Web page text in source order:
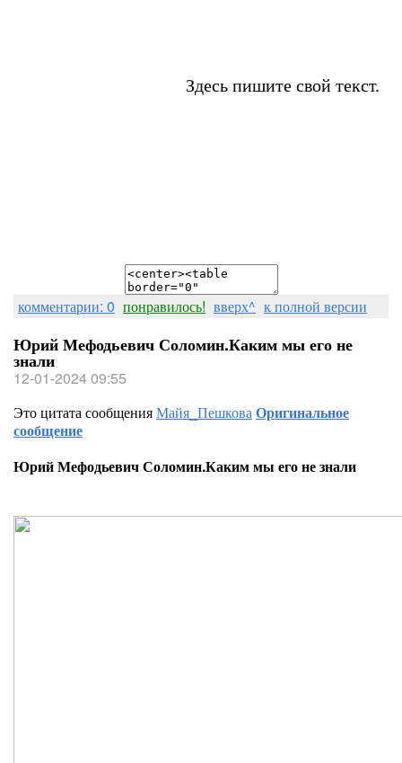
Здесь пишите свой текст.
комментарии: 0 понравилось! вверх^ к полной версии
Юрий Мефодьевич Соломин.Каким мы его не
знали
12-01-2024 09:55
Это цитата сообщенияМайя_ПешковаОригинальное
сообщение
Юрий Мефодьевич Соломин.Каким мы его не знали